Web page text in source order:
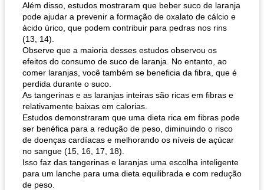
Além disso, estudos mostraram que beber suco de laranja
pode ajudar a prevenir a formação de oxalato de cálcio e
ácido úrico, que podem contribuir para pedras nos rins
(13, 14).
Observe que a maioria desses estudos observou os
efeitos do consumo de suco de laranja. No entanto, ao
comer laranjas, você também se beneficia da fibra, que é
perdida durante o suco.
As tangerinas e as laranjas inteiras são ricas em fibras e
relativamente baixas em calorias.
Estudos demonstraram que uma dieta rica em fibras pode
ser benéfica para a redução de peso, diminuindo o risco
de doenças cardíacas e melhorando os níveis de açúcar
no sangue (15, 16, 17, 18).
Isso faz das tangerinas e laranjas uma escolha inteligente
para um lanche para uma dieta equilibrada e com redução
de peso.